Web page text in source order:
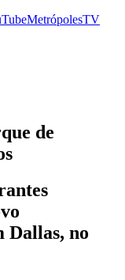
MetrópolesTV
de
Dallas, no